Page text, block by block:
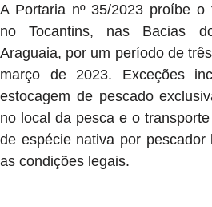
A Portaria nº 35/2023 proíbe o
no Tocantins, nas Bacias
Araguaia, por um período de
março de 2023. Exceções
estocagem de pescado
no local da pesca e o
de espécie nativa por pescador
as condições legais.